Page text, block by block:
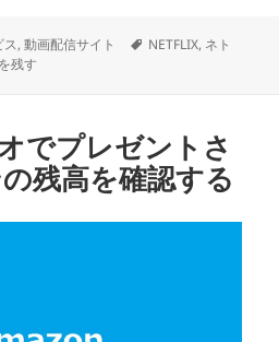
ス,動画配信サイト
タ
NETFLIX, ネト
視聴履歴を表示する方法 に
残す
でプレゼントさ
残高を確認する